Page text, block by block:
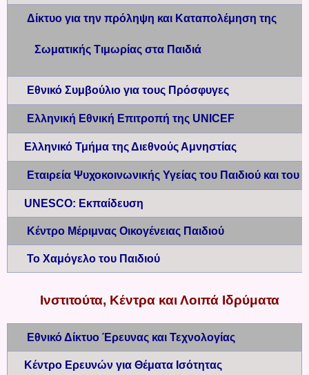
Δίκτυο για την πρόληψη και Καταπολέμηση της
Σωματικής Τιμωρίας στα Παιδιά
Εθνικό Συμβούλιο για τους Πρόσφυγες
Ελληνική Εθνική Επιτροπή της UNICEF
Ελληνικό Τμήμα της Διεθνούς Αμνηστίας
Εταιρεία Ψυχοκοινωνικής Υγείας του Παιδιού και
UNESCO: Εκπαίδευση
Κέντρο Μέριμνας Οικογένειας Παιδιού
Το Χαμόγελο του Παιδιού
Ινστιτούτα, Κέντρα και Λοιπά Ιδρύματα
Εθνικό Δίκτυο Έρευνας και Τεχνολογίας
Κέντρο Ερευνών για Θέματα Ισότητας